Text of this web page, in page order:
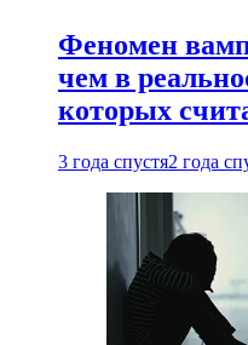
Феномен
чем в
которых
3 года спустя2 года